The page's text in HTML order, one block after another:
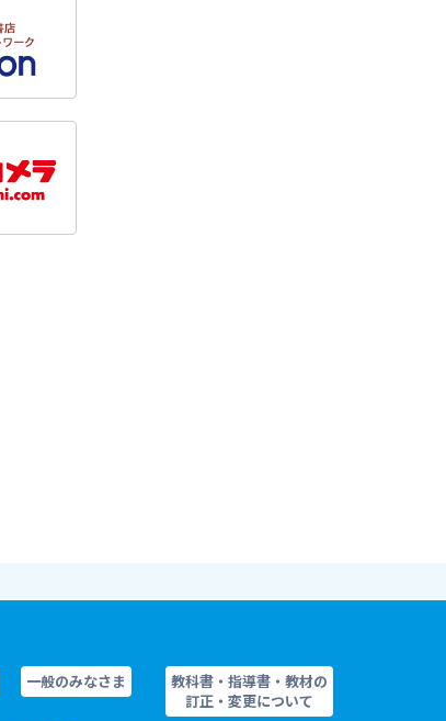
一般のみなさま
教科書・指導書・教材の
訂正・変更について